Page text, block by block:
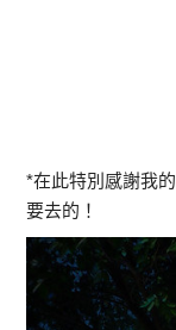
*在此特別感謝我的
要去的！